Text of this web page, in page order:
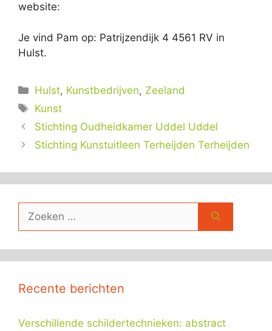
website:
Je vind Pam op: Patrijzendijk 4 4561 RV in
Hulst.
Categorieën
Hulst, Kunstbedrijven, Zeeland
Tags
Kunst
Stichting Oudheidkamer Uddel Uddel
Stichting Kunstuitleen Terheijden Terheijden
naar:
Recente berichten
Verschillende schildertechnieken: abstract